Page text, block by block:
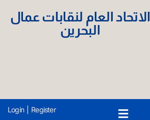
الاتحاد العام لنقابات عمال
البحرين
Login Register